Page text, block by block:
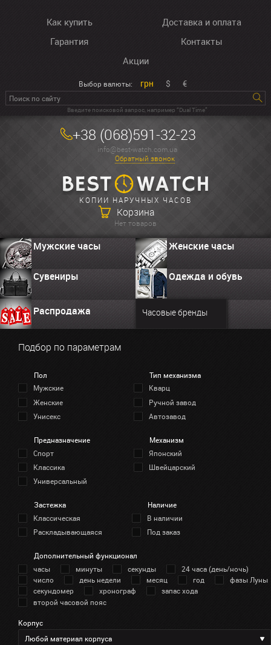
Как купить
Доставка и оплата
Гарантия
Контакты
Акции
Выбор валюты: грн $ €
Введите поисковой запрос, например “Dual Time”
+38 (068)591-32-23
info@best-watch.com.ua
Обратный звонок
КОПИИ НАРУЧНЫХ ЧАСОВ
Корзина
Нет товаров
Мужские часы Женские часы
Сувениры Одежда и обувь
Распродажа Часовые бренды
Подбор по параметрам
Пол
Мужские
Женские
Унисекс
Тип механизма
Кварц
Ручной завод
Автозавод
Предназначение
Спорт
Классика
Универсальный
Механизм
Японский
Швейцарский
Застежка
Классическая
Раскладывающаяся
Наличие
В наличии
Под заказ
Дополнительный функционал
часы
минуты секунды
24 часа (день/ночь)
число
день недели месяц год
фазы Луны
секундомер
хронограф
запас хода
второй часовой пояс
Корпус
Любой материал корпуса